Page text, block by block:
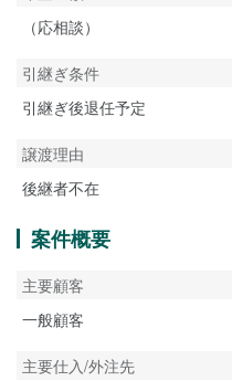
（応相談）
引継ぎ条件
引継ぎ後退任予定
譲渡理由
後継者不在
案件概要
主要顧客
一般顧客
主要仕入/外注先